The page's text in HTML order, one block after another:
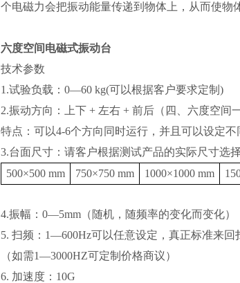
个电磁力会把振动能量传递到物体上，从而使
六度空间电磁式振动台
技术参数
1.试验负载：0—60 kg(可以根据客户要求定制)
2.振动方向：上下 + 左右 + 前后（四、六度空间
特点：可以4-6个方向同时运行，并且可以设定不
3.台面尺寸：请客户根据测试产品的实际尺寸选
500×500 mm
750×750 mm 1000×1000 mm
4.振幅：0—5mm（随机，随频率的变化而变化）
5. 扫频：1—600Hz可以任意设定，真正标准来回
（如需1—3000HZ可定制价格商议）
6. 加速度：10G